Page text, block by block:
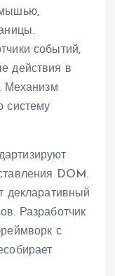
мышью,
событий,
действия в
Механизм
систему
DOM.
декларативный
Разработчик
с